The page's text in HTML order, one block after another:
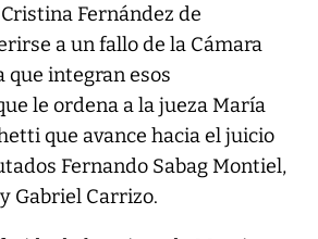
Fernández de
a un fallo de la Cámara
que integran esos
le ordena a la jueza María
que avance hacia el juicio
Fernando Sabag Montiel,
Gabriel Carrizo.